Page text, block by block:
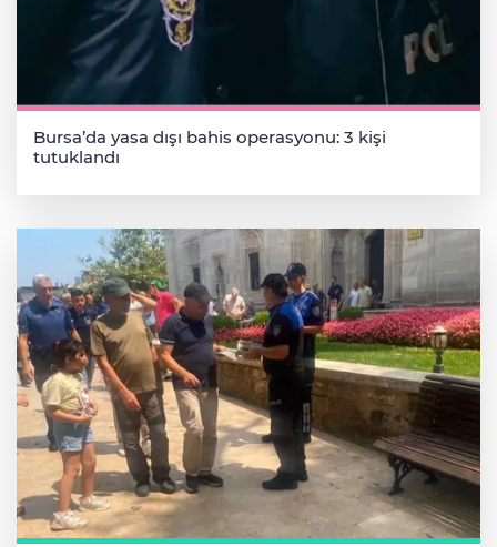
Bursa’da yasa dışı bahis operasyonu: 3 kişi
tutuklandı